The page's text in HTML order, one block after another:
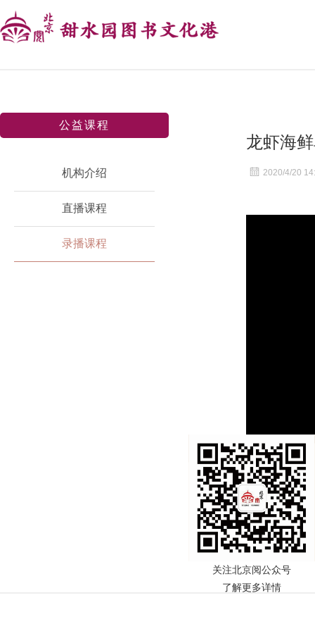
公益课程
机构介绍
直播课程
录播课程
龙虾海
2020/4/20
关注北京阅公众号
了解更多详情